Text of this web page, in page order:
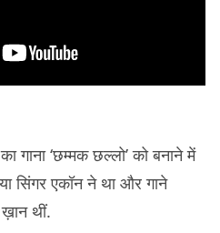
गाना ‘छम्मक छल्लो’ को बनाने में
सिंगर एकॉन ने था और गाने
थीं.